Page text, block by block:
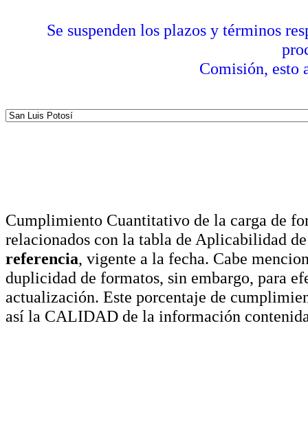
Se suspenden los plazos y términos
Comisión, esto
Cumplimiento Cuantitativo de la carga de
relacionados con la tabla de Aplicabilidad
referencia, vigente a la fecha. Cabe
duplicidad de formatos, sin embargo, para
actualización. Este porcentaje de
así la CALIDAD de la información